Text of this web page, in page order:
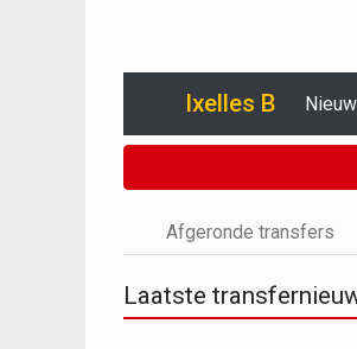
Ixelles B
Afgeronde transfers
Laatste